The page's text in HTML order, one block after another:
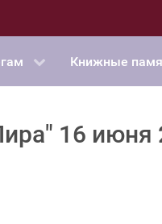
Книжные
16 июня